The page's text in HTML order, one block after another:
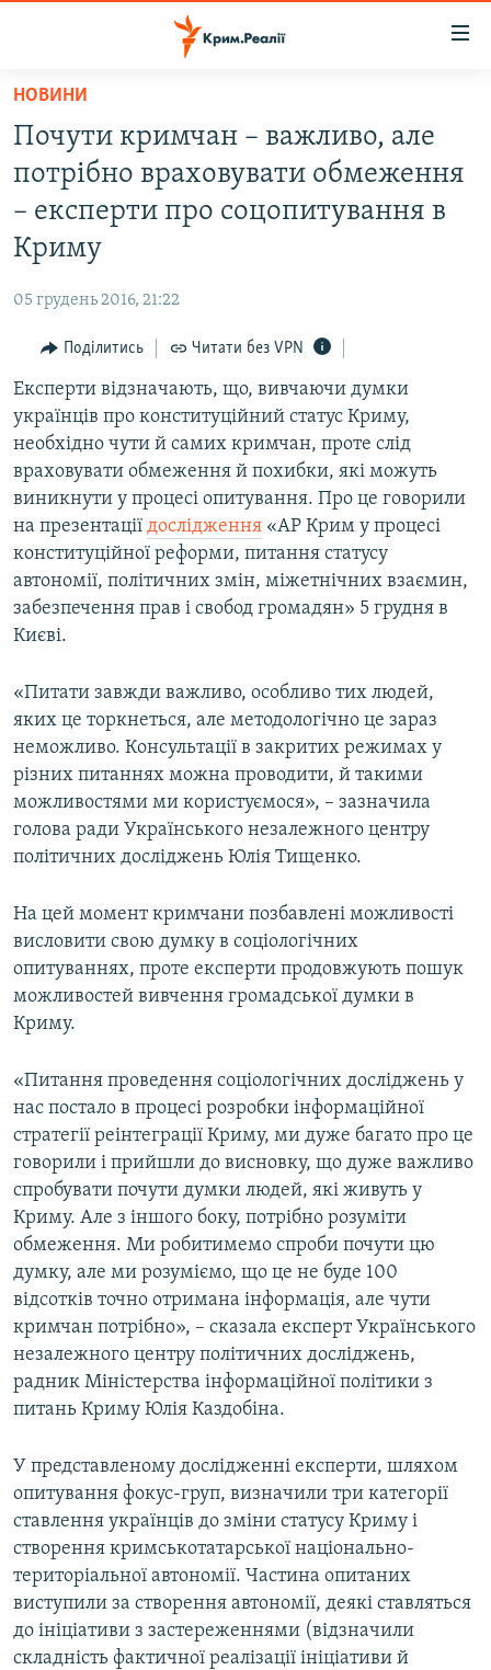
Перейти
основного
матеріалу
Перейти
основної
Перейти
пошуку
ВОДА.КРИМ
ВІДЕО ТА ФОТО
ПОЛІТИКА
ПОГЛЯД
ІНТЕРВ'Ю
ВСЕ ЗА ДЕНЬ
СПЕЦПРОЕКТИ
ДЕПОРТАЦІЯ
ВІДЕОУРОКИ «ELIFBE»
СВІДЧЕННЯ ОКУПАЦІЇ
УКРАЇНСЬКА ПРОБЛЕМА КРИМУ
ІНФОГРАФІКА
ЯК ОБІЙТИ БЛОКУВАННЯ
Русский
Qırımtatar
ДОЛУЧАЙСЯ!
Усі сайти RFE/RL
НОВИНИ
Почути кримчан – важливо, але
потрібно враховувати обмеження
– експерти про соцопитування в
Криму
05 грудень 2016, 21:22
Поділитись Читати без VPN
Експерти відзначають, що, вивчаючи думки
українців про конституційний статус Криму,
необхідно чути й самих кримчан, проте слід
враховувати обмеження й похибки, які можуть
виникнути у процесі опитування. Про це говорили
на презентації дослідження «АР Крим у процесі
конституційної реформи, питання статусу
автономії, політичних змін, міжетнічних взаємин,
забезпечення прав і свобод громадян» 5 грудня в
Києві.
«Питати завжди важливо, особливо тих людей,
яких це торкнеться, але методологічно це зараз
неможливо. Консультації в закритих режимах у
різних питаннях можна проводити, й такими
можливостями ми користуємося», – зазначила
голова ради Українського незалежного центру
політичних досліджень Юлія Тищенко.
На цей момент кримчани позбавлені можливості
висловити свою думку в соціологічних
опитуваннях, проте експерти продовжують пошук
можливостей вивчення громадської думки в
Криму.
«Питання проведення соціологічних досліджень у
нас постало в процесі розробки інформаційної
стратегії реінтеграції Криму, ми дуже багато про це
говорили і прийшли до висновку, що дуже важливо
спробувати почути думки людей, які живуть у
Криму. Але з іншого боку, потрібно розуміти
обмеження. Ми робитимемо спроби почути цю
думку, але ми розуміємо, що це не буде 100
відсотків точно отримана інформація, але чути
кримчан потрібно», – сказала експерт Українського
незалежного центру політичних досліджень,
радник Міністерства інформаційної політики з
питань Криму Юлія Каздобіна.
У представленому дослідженні експерти, шляхом
опитування фокус-груп, визначили три категорії
ставлення українців до зміни статусу Криму і
створення кримськотатарської національно-
територіальної автономії. Частина опитаних
виступили за створення автономії, деякі ставляться
до ініціативи з застереженнями (відзначили
складність фактичної реалізації ініціативи й